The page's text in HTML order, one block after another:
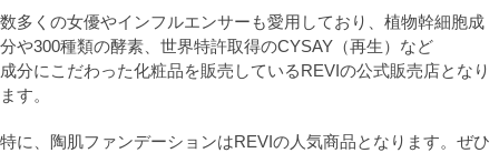
数多くの女優やインフルエンサーも愛用しており、植物幹細胞成
分や300種類の酵素、世界特許取得のCYSAY（再生）など
成分にこだわった化粧品を販売しているREVIの公式販売店となり
ます。
特に、陶肌ファンデーションはREVIの人気商品となります。ぜひ